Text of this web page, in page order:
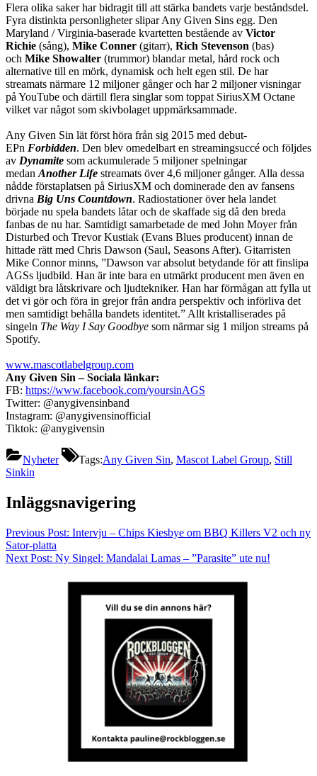
Flera olika saker har bidragit till att stärka bandets varje beståndsdel.
Fyra distinkta personligheter slipar Any Given Sins egg. Den
Maryland / Virginia-baserade kvartetten bestående av Victor
Richie (sång), Mike Conner (gitarr), Rich Stevenson (bas)
och Mike Showalter (trummor) blandar metal, hård rock och
alternative till en mörk, dynamisk och helt egen stil. De har
streamats närmare 12 miljoner gånger och har 2 miljoner visningar
på YouTube och därtill flera singlar som toppat SiriusXM Octane
vilket var något som skivbolaget uppmärksammade.
Any Given Sin lät först höra från sig 2015 med debut-
EPn Forbidden. Den blev omedelbart en streamingsuccé och följdes
av Dynamite som ackumulerade 5 miljoner spelningar
medan Another Life streamats över 4,6 miljoner gånger. Alla dessa
nådde förstaplatsen på SiriusXM och dominerade den av fansens
drivna Big Uns Countdown. Radiostationer över hela landet
började nu spela bandets låtar och de skaffade sig då den breda
fanbas de nu har. Samtidigt samarbetade de med John Moyer från
Disturbed och Trevor Kustiak (Evans Blues producent) innan de
hittade rätt med Chris Dawson (Saul, Seasons After). Gitarristen
Mike Connor minns, ”Dawson var absolut betydande för att finslipa
AGSs ljudbild. Han är inte bara en utmärkt producent men även en
väldigt bra låtskrivare och ljudtekniker. Han har förmågan att fylla ut
det vi gör och föra in grejor från andra perspektiv och införliva det
men samtidigt behålla bandets identitet.” Allt kristalliserades på
singeln The Way I Say Goodbye som närmar sig 1 miljon streams på
Spotify.
www.mascotlabelgroup.com
Any Given Sin – Sociala länkar:
FB: https://www.facebook.com/yoursinAGS
Twitter: @anygivensinband
Instagram: @anygivensinofficial
Tiktok: @anygivensin
Nyheter Tags:Any Given Sin, Mascot Label Group, Still
Sinkin
Inläggsnavigering
Previous Post: Intervju – Chips Kiesbye om BBQ Killers V2 och ny
Sator-platta
Next Post: Ny Singel: Mandalai Lamas – ”Parasite” ute nu!